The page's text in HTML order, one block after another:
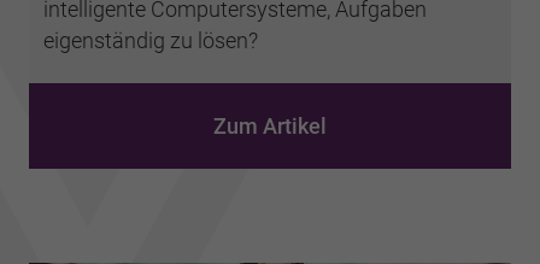
intelligente Computersysteme, Aufgaben
eigenständig zu lösen?
Zum Artikel